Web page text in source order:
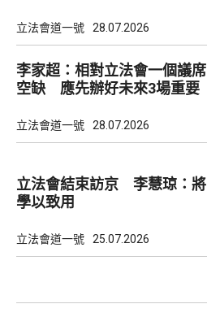
立法會道一號 28.07.2026
李家超：相對立法會一個議席
空缺 應先辦好未來3場重要
立法會道一號 28.07.2026
立法會結束訪京 李慧琼：將
學以致用
立法會道一號 25.07.2026